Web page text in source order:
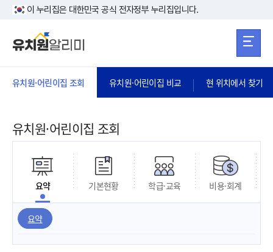
본문 바로가기
이 누리집은 대한민국 공식 전자정부 누리집입니다.
유치원·어린이집 조회 유치원·어린이집 비교 현 위치에서 찾기
유치원·어린이집 조회
요약 기본현황 학급·교육 비용·회계
요약